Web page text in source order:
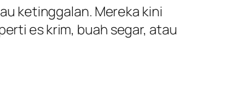
ketinggalan. Mereka kini
es krim, buah segar, atau